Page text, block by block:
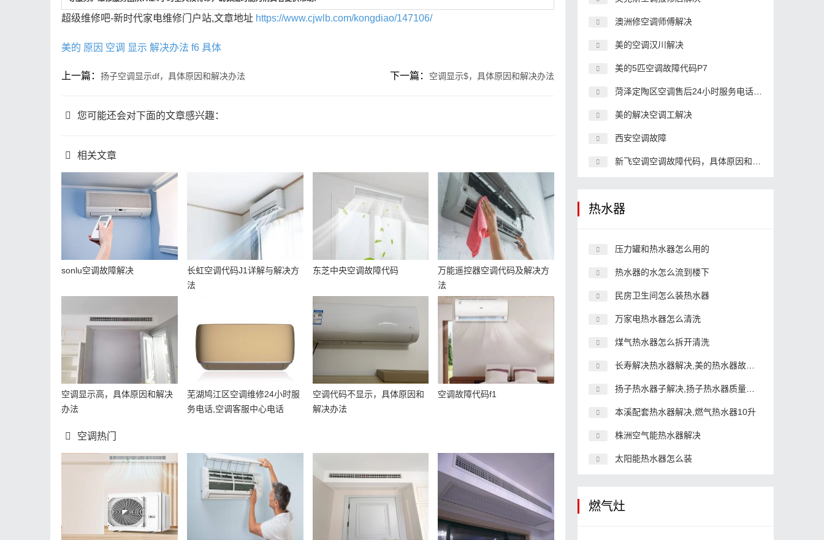
超级维修吧-新时代家电维修门户站,文章地址 https://www.cjwlb.com/kongdiao/147106/
美的 原因 空调 显示 解决办法 f6 具体
上一篇： 扬子空调显示df，具体原因和解决办法 下一篇： 空调显示$，具体原因和解决办法
您可能还会对下面的文章感兴趣：
相关文章
sonlu空调故障解决
长虹空调代码J1详解与解决方
法
东芝中央空调故障代码
万能遥控器空调代码及解决方
法
空调显示高，具体原因和解决
办法
芜湖鸠江区空调维修24小时服
务电话,空调客服中心电话
空调代码不显示，具体原因和
解决办法
空调故障代码f1
空调热门
澳洲修空调师傅解决
美的空调汉川解决
美的5匹空调故障代码P7
菏泽定陶区空调售后24小时服务电话,空调客服中心电话
美的解决空调工解决
西安空调故障
新飞空调空调故障代码，具体原因和解决办法
热水器
压力罐和热水器怎么用的
热水器的水怎么流到楼下
民房卫生间怎么装热水器
万家电热水器怎么清洗
煤气热水器怎么拆开清洗
长寿解决热水器解决,美的热水器故障24小时
扬子热水器子解决,扬子热水器质量怎么样
本溪配套热水器解决,燃气热水器10升
株洲空气能热水器解决
太阳能热水器怎么装
燃气灶